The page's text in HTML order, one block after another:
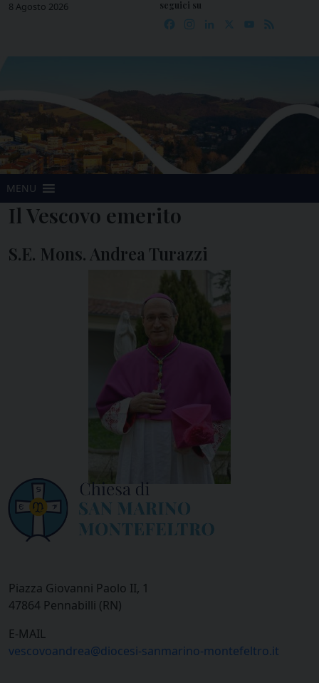
Skip8 Agosto 2026 seguici su
Facebook
Instagram
LinkedIn YouTube
MENU
Il Vescovo emerito
S.E. Mons. Andrea Turazzi
Piazza Giovanni Paolo II, 1
47864 Pennabilli (RN)
E-MAIL
vescovoandrea@diocesi-sanmarino-montefeltro.it